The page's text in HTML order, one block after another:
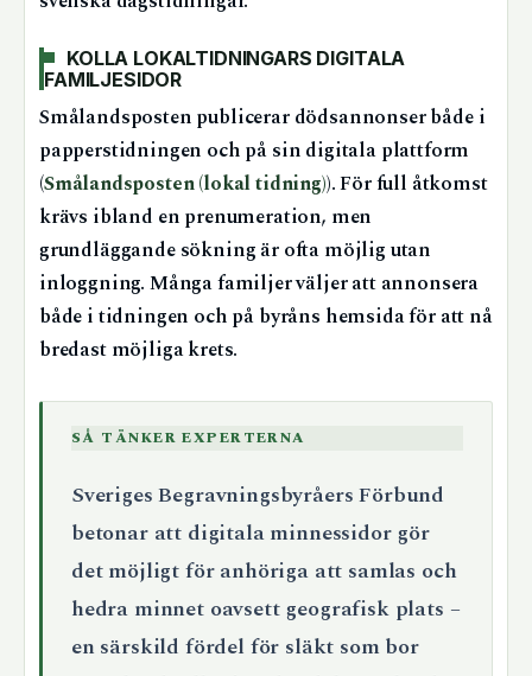
KOLLA LOKALTIDNINGARS DIGITALA
FAMILJESIDOR
Smålandsposten publicerar dödsannonser både i
papperstidningen och på sin digitala plattform
(Smålandsposten (lokal tidning)). För full åtkomst
krävs ibland en prenumeration, men
grundläggande sökning är ofta möjlig utan
inloggning. Många familjer väljer att annonsera
både i tidningen och på byråns hemsida för att nå
bredast möjliga krets.
SÅ TÄNKER EXPERTERNA
Sveriges Begravningsbyråers Förbund
betonar att digitala minnessidor gör
det möjligt för anhöriga att samlas och
hedra minnet oavsett geografisk plats –
en särskild fördel för släkt som bor